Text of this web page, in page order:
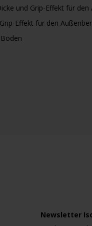
und Grip-Effekt für den
Effekt für den
Newsletter